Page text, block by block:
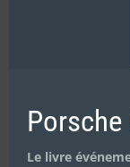
JEAN-CLAUDE
Porsche
Le livre